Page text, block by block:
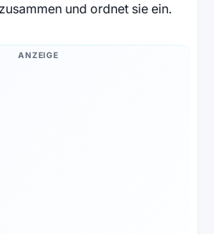
und ordnet sie ein.
ANZEIGE